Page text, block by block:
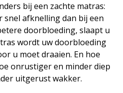
bij een zachte matras:
afknelling dan bij een
doorbloeding, slaapt u
wordt uw doorbloeding
u moet draaien. En hoe
onrustiger en minder diep
uitgerust wakker.